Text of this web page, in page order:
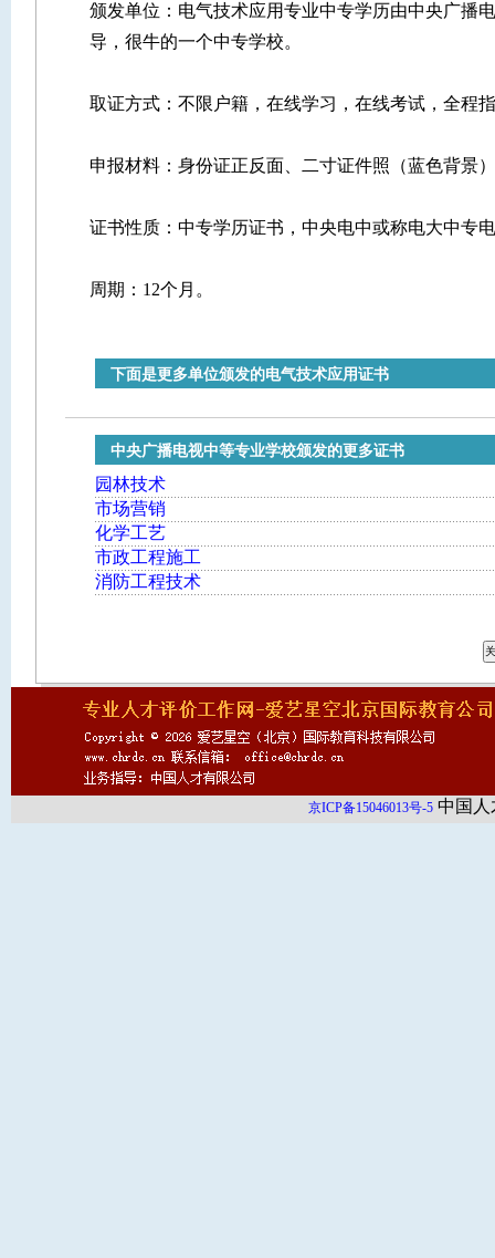
颁发单位：电气技术应用专业中专学历由中央广播
导，很牛的一个中专学校。
取证方式：不限户籍，在线学习，在线考试，全程
申报材料：身份证正反面、二寸证件照（蓝色背景
证书性质：中专学历证书，中央电中或称电大中专
周期：12个月。
下面是更多单位颁发的电气技术应用证书
中央广播电视中等专业学校颁发的更多证书
园林技术
市场营销
化学工艺
市政工程施工
消防工程技术
京ICP备15046013号-5 中国人